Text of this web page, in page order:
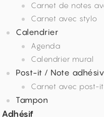
Carnet de notes
Carnet avec stylo
Calendrier
Agenda
Calendrier mural
Post-it / Note
Carnet avec post-it
Tampon
Adhésif